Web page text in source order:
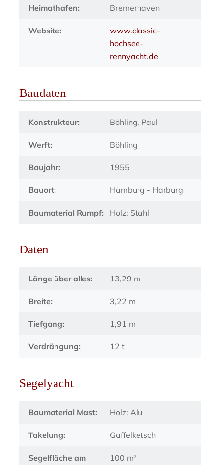
Heimathafen: Bremerhaven
Website:
www.classic-
hochsee-
rennyacht.de
Baudaten
Konstrukteur: Böhling, Paul
Werft: Böhling
Baujahr: 1955
Bauort: Hamburg - Harburg
Baumaterial Rumpf: Holz: Stahl
Daten
Länge über alles: 13,29 m
Breite: 3,22 m
Tiefgang: 1,91 m
Verdrängung: 12 t
Segelyacht
Baumaterial Mast: Holz: Alu
Takelung: Gaffelketsch
Segelfläche am
100 m²